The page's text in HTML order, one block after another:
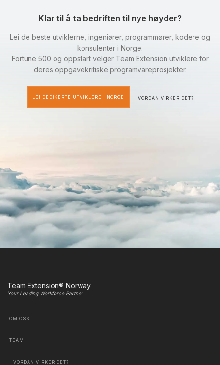
Klar til å ta bedriften til nye høyder?
Lei de beste utviklerne, ingeniører, programmører, kodere og
konsulenter i Norge.
Fortune 500 og oppstart velger Team Extension utviklere for
deres oppgavekritiske programvareprosjekter.
LEI DEDIKERTE UTVIKLERE I NORGE HVORDAN VIRKER DET?
Team Extension® Norway
Your Leading Workforce Partner
OM OSS
TEAM
HVORDAN VIRKER DET?